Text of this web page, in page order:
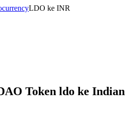
LDO ke INR
Token ldo ke Indian